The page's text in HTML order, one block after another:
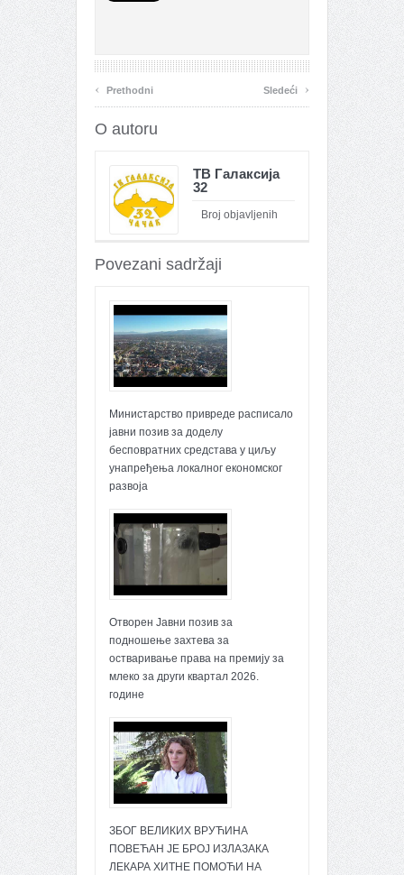
‹ Prethodni Sledeći ›
O autoru
ТВ Галаксија
32
Broj objavljenih
Povezani sadržaji
Министарство привреде расписало
јавни позив за доделу
бесповратних средстава у циљу
унапређења локалног економског
развоја
Отворен Јавни позив за
подношење захтева за
остваривање права на премију за
млеко за други квартал 2026.
године
ЗБОГ ВЕЛИКИХ ВРУЋИНА
ПОВЕЋАН ЈЕ БРОЈ ИЗЛАЗАКА
ЛЕКАРА ХИТНЕ ПОМОЋИ НА